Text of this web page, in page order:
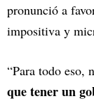
pronunció a
impositiva y
“Para todo eso,
que tener un